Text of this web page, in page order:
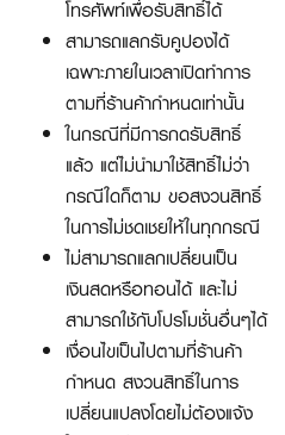
โทรศัพท์เพื่อรับสิทธิ์ได้
สามารถแลกรับคูปองได้
เฉพาะภายในเวลาเปิดทำการ
ตามที่ร้านค้ากำหนดเท่านั้น
ในกรณีที่มีการกดรับสิทธิ์
แล้ว แต่ไม่นำมาใช้สิทธิ์ไม่ว่า
กรณีใดก็ตาม ขอสงวนสิทธิ์
ในการไม่ชดเชยให้ในทุกกรณี
ไม่สามารถแลกเปลี่ยนเป็น
เงินสดหรือทอนได้ และไม่
สามารถใช้กับโปรโมชั่นอื่นๆได้
เงื่อนไขเป็นไปตามที่ร้านค้า
กำหนด สงวนสิทธิ์ในการ
เปลี่ยนแปลงโดยไม่ต้องแจ้ง